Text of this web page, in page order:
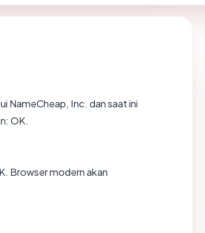
NameCheap, Inc. dan saat ini
OK.
Browser modern akan